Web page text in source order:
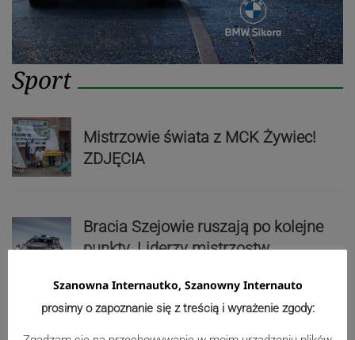
Sport
Mistrzowie świata z MCK Żywiec!
ZDJĘCIA
Bracia Szejowie ruszają po kolejne
punkty. Liderzy mistrzostw
Szanowna Internautko, Szanowny Internauto
prosimy o zapoznanie się z treścią i wyrażenie zgody: